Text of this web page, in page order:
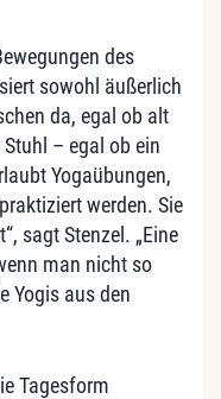
des
sowohl äußerlich
da, egal ob alt
– egal ob ein
Yogaübungen,
werden. Sie
sagt Stenzel. „Eine
man nicht so
Yogis aus den
Tagesform